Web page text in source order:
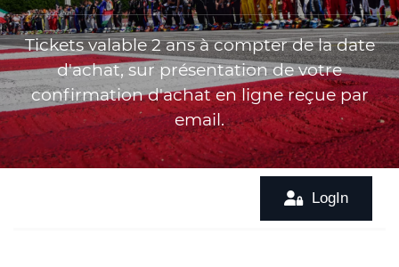
Tickets valable 2 ans à compter de la date
d'achat, sur présentation de votre
confirmation d'achat en ligne reçue par
email.